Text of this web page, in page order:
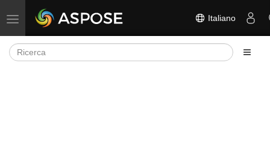
Attiva/disattiva la navigazione Italiano